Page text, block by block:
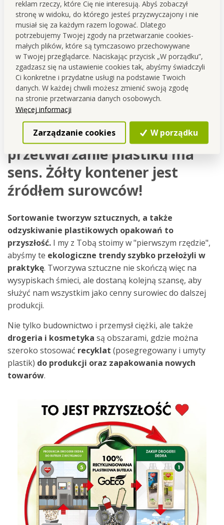
reklam rzeczy, które Cię nie interesują. Abyś zobaczył
stronę w widoku, do którego jesteś przyzwyczajony i nie
musiał się za każdym razem logować. Dlatego
potrzebujemy Twojej zgody na przetwarzanie cookies-
małych plików, które są tymczasowo przechowywane
w Twojej przeglądarce. Naciskając przycisk „W porządku”,
zgadzasz się na ustawienie cookies tak, abyśmy świadczyli
Ci konkretne i przydatne usługi na podstawie Twoich
danych. W każdej chwili możesz zmienić swoją zgodę
na stronie przetwarzania danych osobowych.
Więcej informacji
Zarządzanie cookies W porządku
Segregowanie♻️ i
przetwarzanieplastiku ma
sens. Żółty kontener jest
źródłem surowców!
Sortowanie tworzyw sztucznych, a także
odzyskiwanie plastikowych opakowań to
przyszłość. I my z Tobą stoimy w "pierwszym rzędzie",
abyśmy te ekologiczne trendy szybko przełożyli w
praktykę. Tworzywa sztuczne nie skończą więc na
wysypiskach śmieci, ale dostaną kolejną szansę, aby
służyć nam wszystkim jako cenny surowiec do dalszej
produkcji.
Nie tylko budownictwo i przemysł ciężki, ale także
drogeria i kosmetyka są obszarami, gdzie można
szeroko stosować recyklat (posegregowany i umyty
plastik) do produkcji oraz zapakowania nowych
towarów.